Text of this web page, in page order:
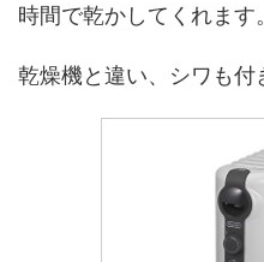
時間で乾かしてくれます。
乾燥機と違い、シワも付